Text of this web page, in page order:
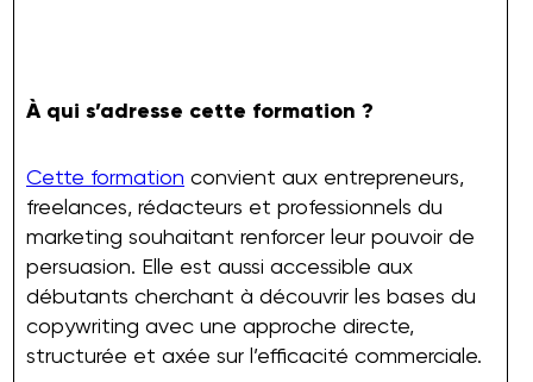
À qui s’adresse cette formation ?
Cette formation convient aux entrepreneurs,
freelances, rédacteurs et professionnels du
marketing souhaitant renforcer leur pouvoir de
persuasion. Elle est aussi accessible aux
débutants cherchant à découvrir les bases du
copywriting avec une approche directe,
structurée et axée sur l’efficacité commerciale.